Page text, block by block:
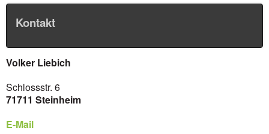
Kontakt
Volker Liebich
Schlossstr. 6
71711 Steinheim
E-Mail